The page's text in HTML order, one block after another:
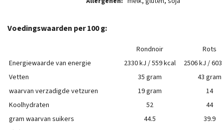
Voedingswaarden per 100 g:
Rondnoir
Rots
Energiewaarde van energie
2330 kJ / 559 kcal
2506 kJ /
Vetten
35 gram
43 gram
waarvan verzadigde vetzuren
19 gram
14
Koolhydraten
52
44
gram waarvan suikers
44.5
39.9